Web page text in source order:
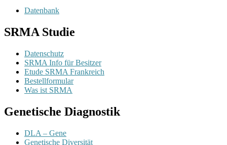
Datenbank
SRMA Studie
Datenschutz
SRMA Info für Besitzer
Etude SRMA Frankreich
Bestellformular
Was ist SRMA
Genetische Diagnostik
DLA – Gene
Genetische Diversität